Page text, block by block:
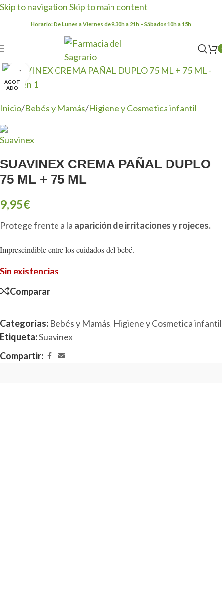
Skip to navigationSkip to main content
Horario: De Lunes a Viernes de 9.30h a 21h – Sábados 10h a 15h
AGOT
ADO
Clic para ampliar
Inicio/Bebés y Mamás/Higiene y Cosmetica infantil
SUAVINEX CREMA PAÑAL DUPLO
75 ML + 75 ML
9,95€
Protege frente a la aparición de irritaciones y rojeces.
Imprescindible entre los cuidados del bebé.
Sin existencias
Comparar
Categorías: Bebés y Mamás, Higiene y Cosmetica infantil
Etiqueta:Suavinex
Compartir: